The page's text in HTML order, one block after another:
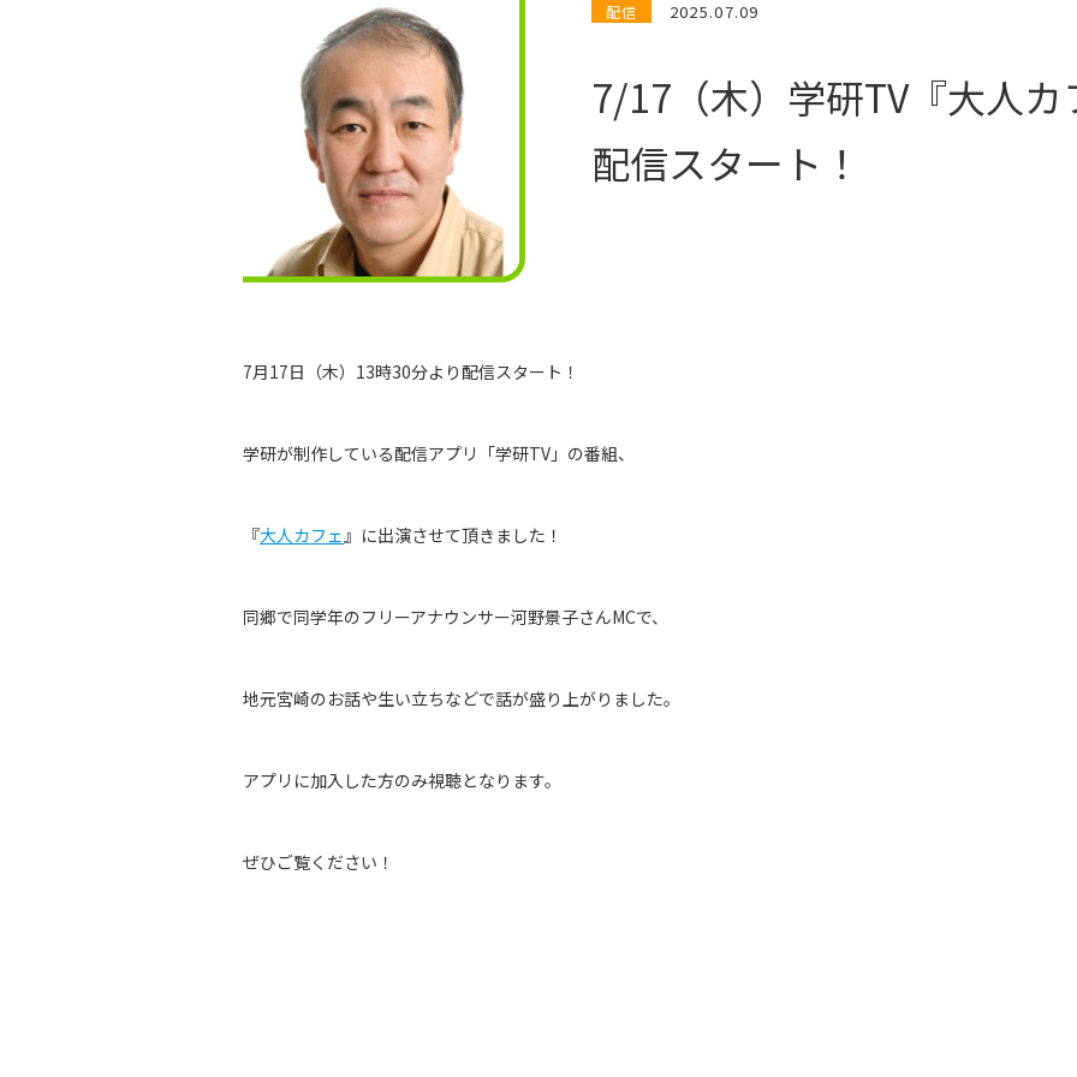
配信 2025.07.09
7/17（木）学研TV『大人カ
配信スタート！
7月17日（木）13時30分より配信スタート！
学研が制作している配信アプリ「学研TV」の番組、
『大人カフェ』に出演させて頂きました！
同郷で同学年のフリーアナウンサー河野景子さんMCで、
地元宮崎のお話や生い立ちなどで話が盛り上がりました。
アプリに加入した方のみ視聴となります。
ぜひご覧ください！